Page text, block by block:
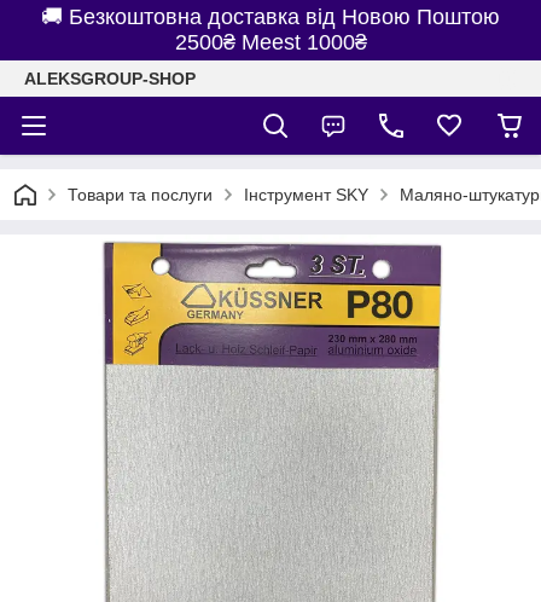
🚚 Безкоштовна доставка від Новою Поштою
2500₴ Meest 1000₴
ALEKSGROUP-SHOP
Товари та послуги Інструмент SKY Маляно-